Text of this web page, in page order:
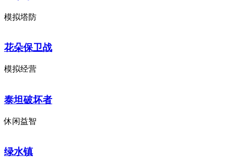
模拟塔防
花朵保卫战
模拟经营
泰坦破坏者
休闲益智
绿水镇